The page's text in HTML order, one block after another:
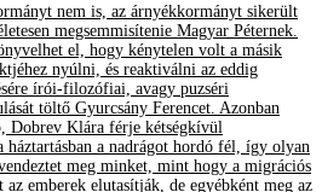
nem is, az árnyékkormányt sikerült
megsemmisítenie Magyar Péternek.
el, hogy kénytelen volt a másik
nyúlni, és reaktiválni az eddig
írói-filozófiai, avagy puzséri
töltő Gyurcsány Ferencet. Azonban
Dobrev Klára férje kétségkívül
háztartásban a nadrágot hordó fél, így olyan
meg minket, mint hogy a migrációs
emberek elutasítják, de egyébként meg az